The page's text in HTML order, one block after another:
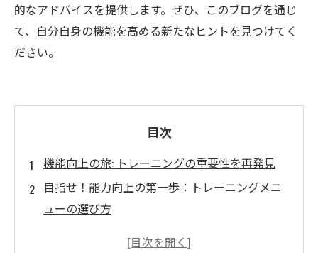
的なアドバイスを提供します。ぜひ、このブログを通じ
て、自分自身の機能を高める新たなヒントを見つけてく
ださい。
目次
機能向上の旅: トレーニングの重要性を再発見
目指せ！能力向上の第一歩：トレーニングメニ
ューの選び方
メンタル強化がカギ！トレーニングで心を鍛え